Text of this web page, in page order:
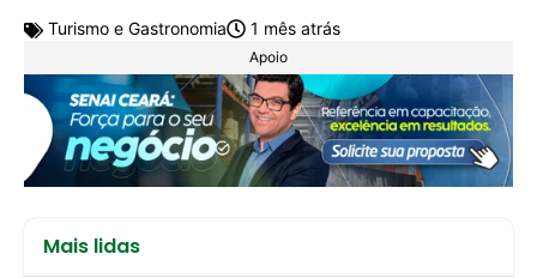
Turismo e Gastronomia 1 mês atrás
Apoio
Mais lidas